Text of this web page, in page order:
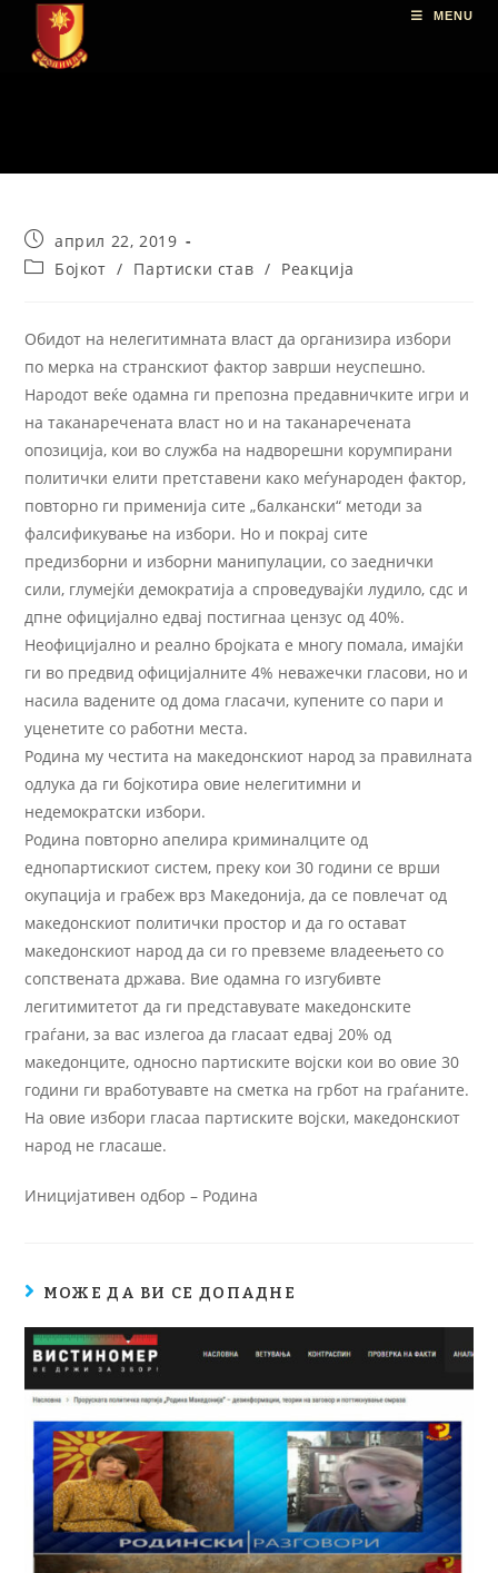
MENU
април 22, 2019
Бојкот / Партиски став / Реакција
Обидот на нелегитимната власт да организира избори
по мерка на странскиот фактор заврши неуспешно.
Народот веќе одамна ги препозна предавничките игри и
на таканаречената власт но и на таканаречената
опозиција, кои во служба на надворешни корумпирани
политички елити претставени како меѓународен фактор,
повторно ги применија сите „балкански“ методи за
фалсификување на избори. Но и покрај сите
предизборни и изборни манипулации, со заеднички
сили, глумејќи демократија а спроведувајќи лудило, сдс и
дпне официјално едвај постигнаа цензус од 40%.
Неофицијално и реално бројката е многу помала, имајќи
ги во предвид официјалните 4% неважечки гласови, но и
насила вадените од дома гласачи, купените со пари и
уценетите со работни места.
Родина му честита на македонскиот народ за правилната
одлука да ги бојкотира овие нелегитимни и
недемократски избори.
Родина повторно апелира криминалците од
еднопартискиот систем, преку кои 30 години се врши
окупација и грабеж врз Македонија, да се повлечат од
македонскиот политички простор и да го остават
македонскиот народ да си го превземе владеењето со
сопствената држава. Вие одамна го изгубивте
легитимитетот да ги представувате македонските
граѓани, за вас излегоа да гласаат едвај 20% од
македонците, односно партиските војски кои во овие 30
години ги вработувавте на сметка на грбот на граѓаните.
На овие избори гласаа партиските војски, македонскиот
народ не гласаше.
Иницијативен одбор – Родина
МОЖЕ ДА ВИ СЕ ДОПАДНЕ